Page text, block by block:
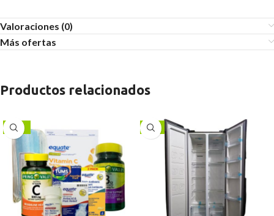
Valoraciones (0)
Más ofertas
Productos relacionados
-17% -1%